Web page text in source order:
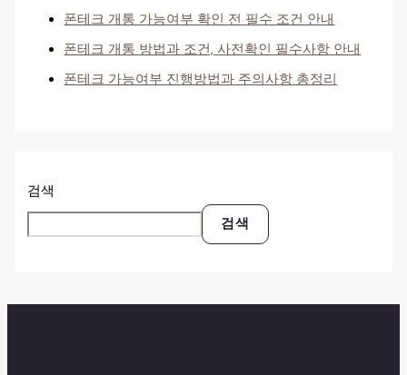
폰테크 개통 가능여부 확인 전 필수 조건 안내
폰테크 개통 방법과 조건, 사전확인 필수사항 안내
폰테크 가능여부 진행방법과 주의사항 총정리
검색
검색